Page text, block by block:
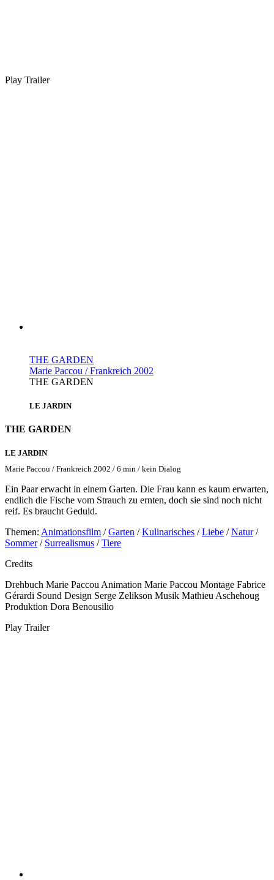
Play Trailer
THE GARDEN
Marie Paccou / Frankreich 2002
THE GARDEN
LE JARDIN
THE GARDEN
LE JARDIN
Marie Paccou / Frankreich 2002 / 6 min / kein Dialog
Ein Paar erwacht in einem Garten. Die Frau kann es kaum erwarten,
endlich die Fische vom Strauch zu ernten, doch sie sind noch nicht
reif. Es braucht Geduld.
Themen: Animationsfilm /Garten /Kulinarisches /Liebe /Natur/
Sommer/ Surrealismus /Tiere
Credits
Drehbuch Marie Paccou Animation Marie Paccou Montage Fabrice
Gérardi Sound Design Serge Zelikson Musik Mathieu Aschehoug
Produktion Dora Benousilio
Play Trailer